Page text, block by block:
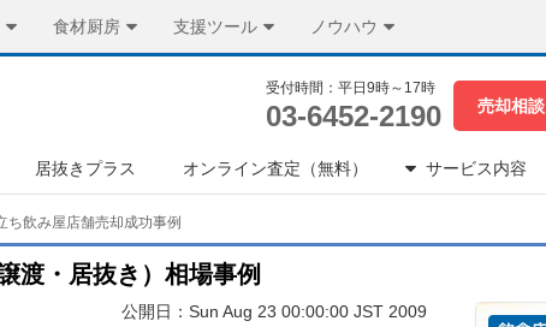
食材厨房 支援ツール ノウハウ
受付時間：平日9時～17時
03-6452-2190 売却相談
居抜きプラス オンライン査定（無料） サービス内容
ち飲み屋店舗売却成功事例
渡・居抜き）相場事例
公開日：Sun Aug 23 00:00:00 JST 2009